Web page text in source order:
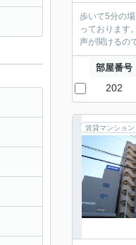
歩いて5分の
っております
声が聞けるの
部屋番号
202
賃貸マンション